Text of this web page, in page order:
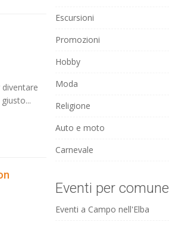
Escursioni
Promozioni
Hobby
Moda
Religione
Auto e moto
Carnevale
Eventi per comune
Eventi a Campo nell'Elba